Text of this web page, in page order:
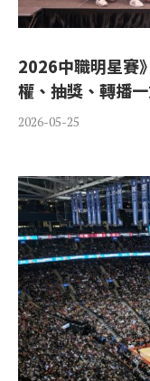
2026中職明星賽
權、抽獎、轉播
2026-05-25